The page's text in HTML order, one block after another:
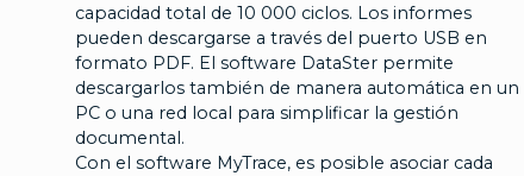
capacidad total de 10 000 ciclos. Los informes
pueden descargarse a través del puerto USB en
formato PDF. El software DataSter permite
descargarlos también de manera automática en un
PC o una red local para simplificar la gestión
documental.
Con el software MyTrace, es posible asociar cada